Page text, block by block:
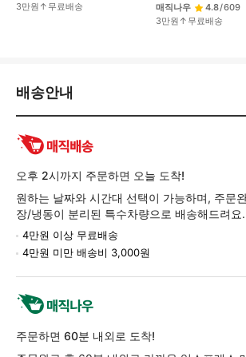
3만원↑무료배송
매직나우
4.8/609
3만원↑무료배송
배
환/
품
보
배송안내
오후 2시까지 주문하면 오늘 도착!
원하는 날짜와 시간대 선택이 가능하며, 주문
장/냉동이 분리된 특수차량으로 배송해드려요.
4만원 이상 무료배송
4만원 미만 배송비 3,000원
주문하면 60분 내외로 도착!